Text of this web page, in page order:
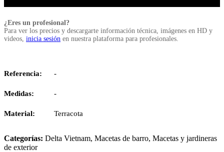
¿Eres un profesional?
Para ver los precios y descargarte información técnica, imágenes en HD y
videos, inicia sesión en nuestra plataforma para profesionales.
Referencia: -
Medidas: -
Material: Terracota
Categorías: Delta Vietnam, Macetas de barro, Macetas y jardineras
de exterior